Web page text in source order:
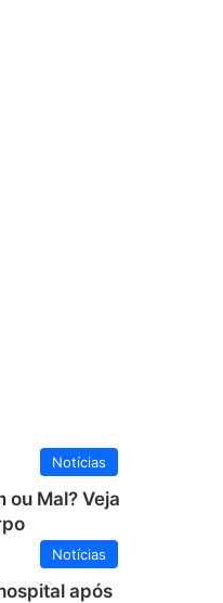
Notícias
ou Mal? Veja
Notícias
após